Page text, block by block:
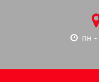
пн -